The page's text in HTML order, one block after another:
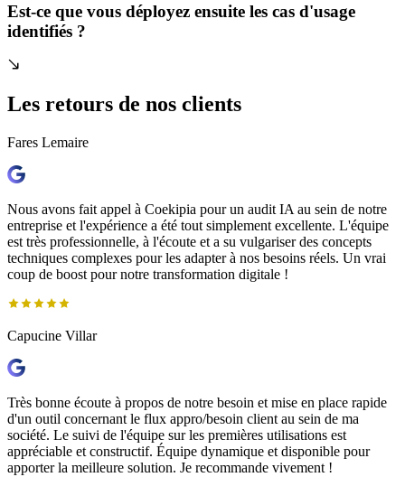
Est-ce que vous déployez ensuite les cas d'usage
identifiés ?
Les retours de nos clients
Fares Lemaire
Nous avons fait appel à Coekipia pour un audit IA au sein de notre
entreprise et l'expérience a été tout simplement excellente. L'équipe
est très professionnelle, à l'écoute et a su vulgariser des concepts
techniques complexes pour les adapter à nos besoins réels. Un vrai
coup de boost pour notre transformation digitale !
Capucine Villar
Très bonne écoute à propos de notre besoin et mise en place rapide
d'un outil concernant le flux appro/besoin client au sein de ma
société. Le suivi de l'équipe sur les premières utilisations est
appréciable et constructif. Équipe dynamique et disponible pour
apporter la meilleure solution. Je recommande vivement !